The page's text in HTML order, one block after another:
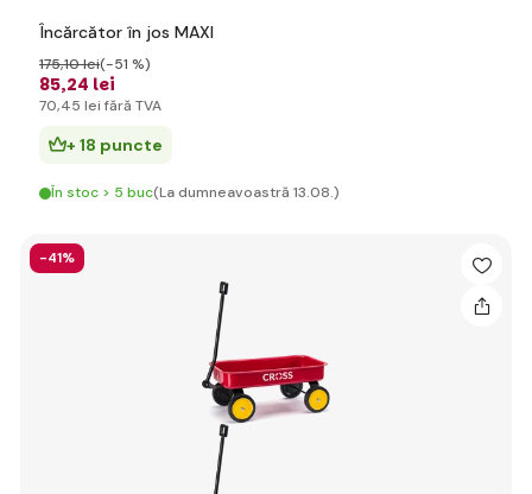
Încărcător în jos MAXI
85,24 lei
175,10 lei(-51 %)
70,45 lei fără TVA
+ 18 puncte
În stoc > 5 buc(La dumneavoastră 13.08.)
-41%